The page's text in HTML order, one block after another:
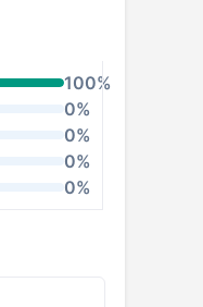
100%
0%
0%
0%
0%